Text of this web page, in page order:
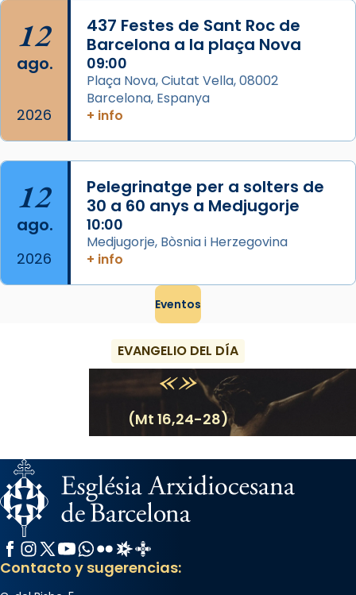
Foto
View on Facebook · Share
12
ago.
2026
437 Festes de Sant Roc de
Barcelona a la plaça Nova
09:00
Plaça Nova, Ciutat Vella, 08002
Barcelona, Espanya
+ info
12
ago.
2026
Pelegrinatge per a solters de
30 a 60 anys a Medjugorje
10:00
Medjugorje, Bòsnia i Herzegovina
+ info
Eventos
EVANGELIO DEL DÍA
(Mt 16,24-28)
Facebook
Instagram
X / Twitter
YouTube
WhatsApp
FlickrRadio Estel
Catalunya Cristiana
Contacto y sugerencias: